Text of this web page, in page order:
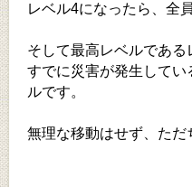
レベル4になったら、全
そして最高レベルである
すでに災害が発生して
ルです。
無理な移動はせず、ただ